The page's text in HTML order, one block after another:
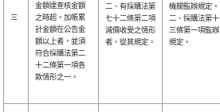
三
金額達查核金額
之時起。加帳累
計金額在公告金
額以上者，並須
符合採購法第二
十二條第一項各
款情形之一。
二、有採購法第
七十二條第二項
減價收受之情形
者，從其規定。
機關監辦規定。
二、採購法第十
三條第一項監辦
規定。